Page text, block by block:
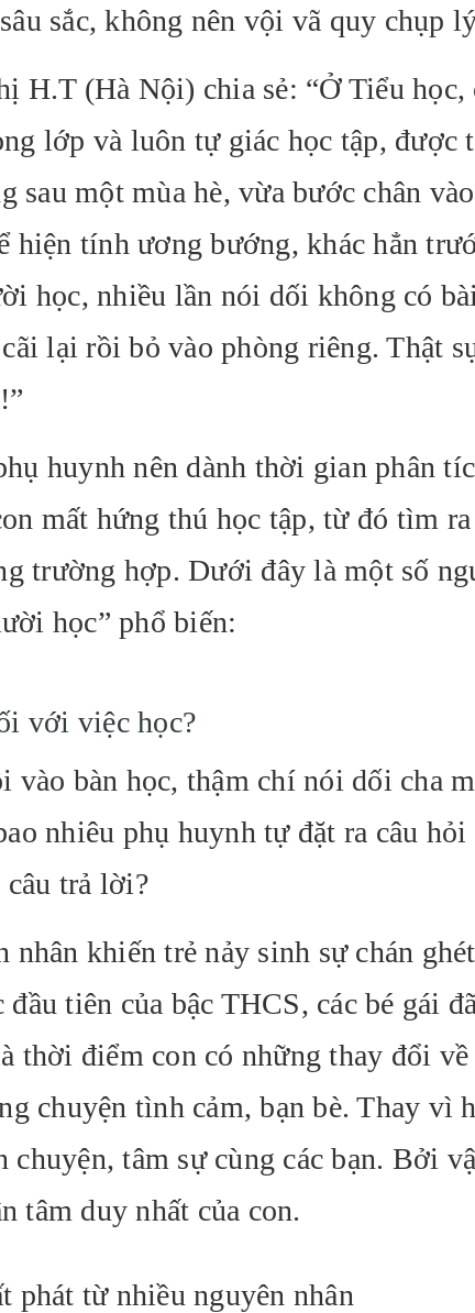
sắc, không nên vội vã quy chụp
H.T (Hà Nội) chia sẻ: “Ở Tiểu học,
lớp và luôn tự giác học tập, được
sau một mùa hè, vừa bước chân
hiện tính ương bướng, khác hẳn
học, nhiều lần nói dối không có
lại rồi bỏ vào phòng riêng. Thật
huynh nên dành thời gian phân
mất hứng thú học tập, từ đó tìm ra
trường hợp. Dưới đây là một số
học” phổ biến:
với việc học?
bàn học, thậm chí nói dối cha
nhiêu phụ huynh tự đặt ra câu hỏi
trả lời?
nhân khiến trẻ nảy sinh sự chán
tiên của bậc THCS, các bé gái
thời điểm con có những thay đổi về
chuyện tình cảm, bạn bè. Thay vì
tâm sự cùng các bạn. Bởi
tâm duy nhất của con.
phát từ nhiều nguyên nhân